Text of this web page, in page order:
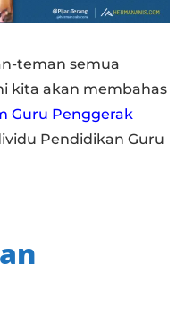
teman semua
kita akan membahas
Guru Penggerak
Pendidikan Guru